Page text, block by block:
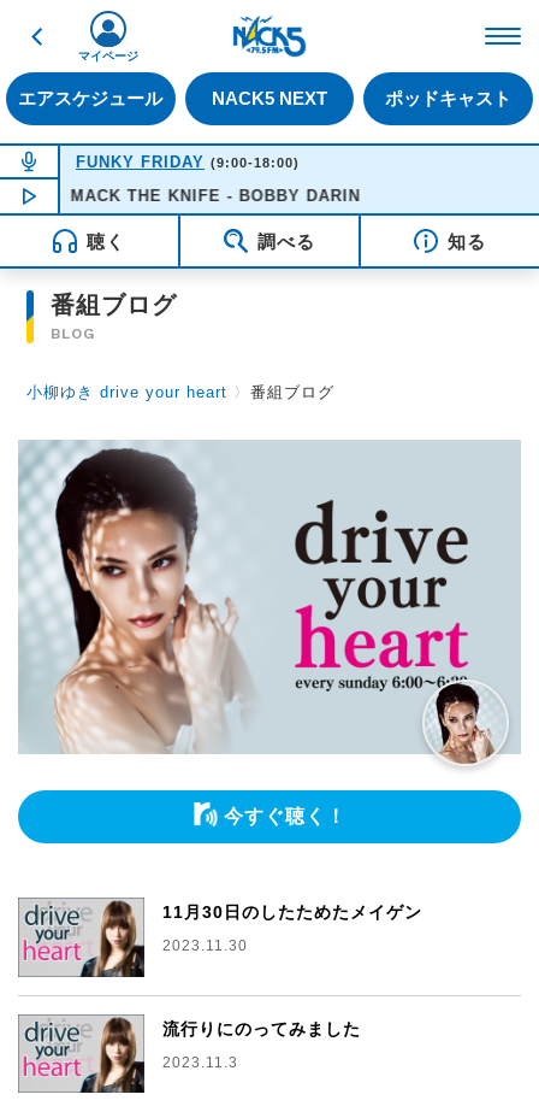
戻る
エアスケジュール NACK5 NEXT ポッドキャスト
マイページ
NOW ON AIR
FUNKY FRIDAY (9:00-18:00)
NOW PLAYING16:51
MACK THE KNIFE - BOBBY DARIN
聴く 調べる 知る
番組ブログ
BLOG
小柳ゆき drive your heart 〉番組ブログ
今すぐ聴く！
11月30日のしたためたメイゲン
2023.11.30
流行りにのってみました
2023.11.3